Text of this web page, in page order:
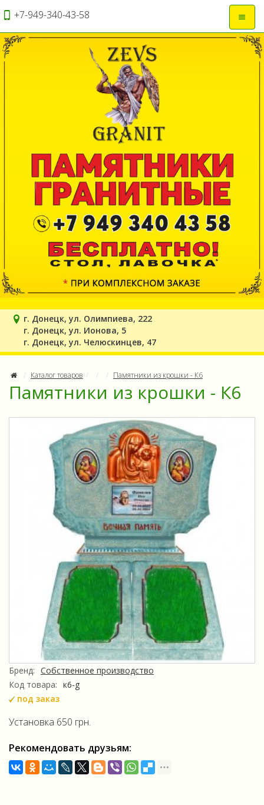
+7-949-340-43-58
г. Донецк, ул. Олимпиева, 222
г. Донецк, ул. Ионова, 5
г. Донецк, ул. Челюскинцев, 47
Каталог товаров Памятники из крошки - К6
Памятники из крошки - К6
Бренд: Собственное производство
Код товара: к6-g
под заказ
Установка 650 грн.
Рекомендовать друзьям: